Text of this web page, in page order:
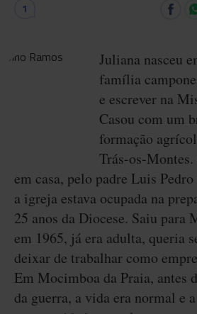
1
Juliana nasceu
família
e escrever na
Casou com um
formação
Trás-os-
em casa, pelo padre Luis
a igreja estava ocupada na
25 anos da Diocese. Saiu para
em 1965, já era adulta, queria
deixar de trabalhar como
Em Mocimboa da Praia, antes
da guerra, a vida era normal e